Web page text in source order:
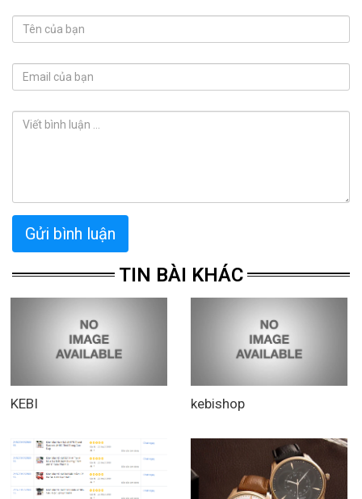
Gửi bình luận
TIN BÀI KHÁC
KEBI kebishop